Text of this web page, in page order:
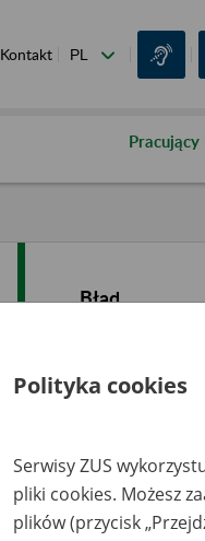
Kontakt
Pracujący
Błąd
Polityka cookies
Serwisy ZUS
pliki cookies. Możesz
plików (przycisk